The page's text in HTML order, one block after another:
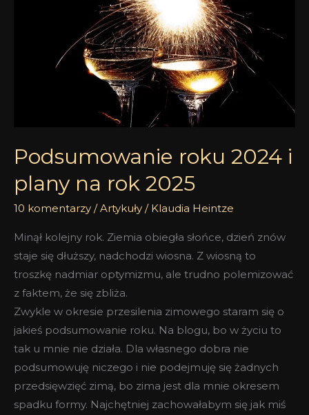
Podsumowanie roku 2024 i
plany na rok 2025
10 komentarzy /Artykuły / Klaudia Heintze
Minął kolejny rok. Ziemia obiegła słońce, dzień znów
staje się dłuższy, nadchodzi wiosna. Z wiosną to
troszkę nadmiar optymizmu, ale trudno polemizować
z faktem, że się zbliża.
Zwykle w okresie przesilenia zimowego staram się o
jakieś podsumowanie roku. Na blogu, bo w życiu to
tak u mnie nie działa. Dla własnego dobra nie
podsumowuję niczego i nie podejmuję się żadnych
przedsięwzięć zimą, bo zima jest dla mnie okresem
spadku formy. Najchętniej zachowałabym się jak miś